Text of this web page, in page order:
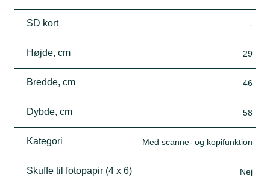
SD kort -
Højde, cm 29
Bredde, cm 46
Dybde, cm 58
Kategori Med scanne- og kopifunktion
Skuffe til fotopapir (4 x 6) Nej